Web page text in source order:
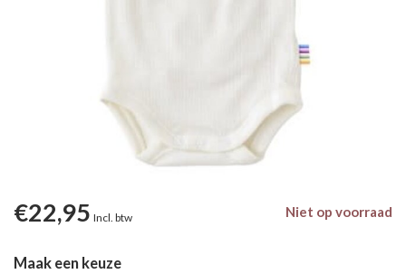
€22,95 Incl. btw Niet op voorraad
Maak een keuze